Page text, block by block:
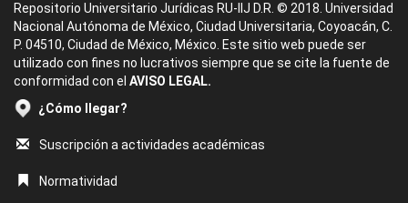
Repositorio Universitario Jurídicas RU-IIJ D.R. © 2018. Universidad
Nacional Autónoma de México, Ciudad Universitaria, Coyoacán, C.
P. 04510, Ciudad de México, México. Este sitio web puede ser
utilizado con fines no lucrativos siempre que se cite la fuente de
conformidad con el AVISO LEGAL.
¿Cómo llegar?
Suscripción a actividades académicas
Normatividad